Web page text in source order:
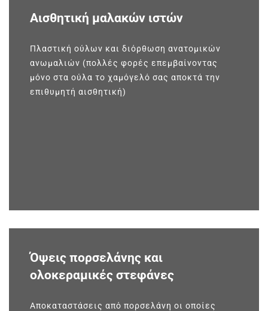
Αισθητική μαλακών ιστών
Πλαστική ούλων και διόρθωση ανατομικών
ανωμαλιών (πολλές φορές επεμβαίνοντας
μόνο στα ούλα το χαμόγελό σας αποκτά την
επιθυμητή αισθητική)
Όψεις πορσελάνης και
ολοκεραμικές στεφάνες
Αποκαταστάσεις από πορσελάνη οι οποίες